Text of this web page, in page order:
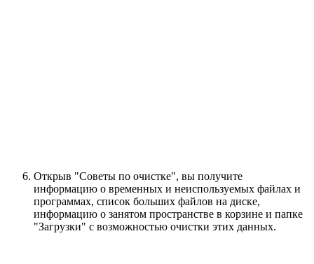
Открыв "Советы по очистке", вы получите
информацию о временных и неиспользуемых файлах и
программах, список больших файлов на диске,
информацию о занятом пространстве в корзине и папке
"Загрузки" с возможностью очистки этих данных.